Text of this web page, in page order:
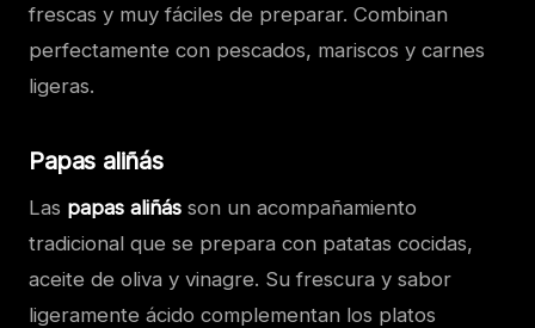
frescas y muy fáciles de preparar. Combinan
perfectamente con pescados, mariscos y carnes
ligeras.
Papas aliñás
Las papas aliñás son un acompañamiento
tradicional que se prepara con patatas cocidas,
aceite de oliva y vinagre. Su frescura y sabor
ligeramente ácido complementan los platos